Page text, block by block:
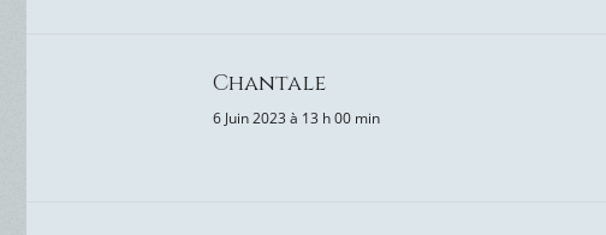
Chantale
6 Juin 2023 à 13 h 00 min